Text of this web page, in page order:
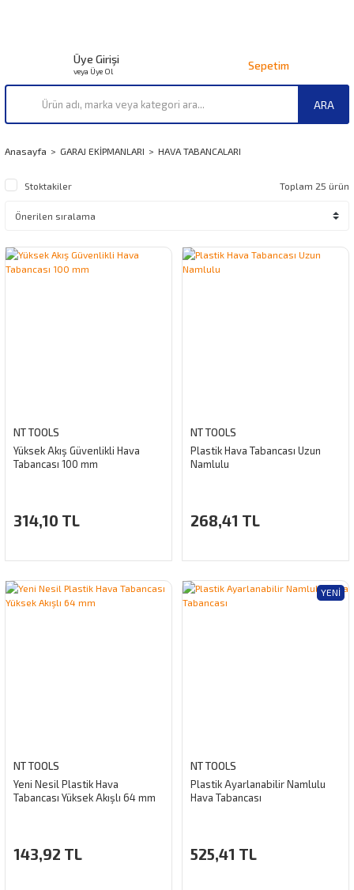
ARA
Üye Girişi
veya Üye Ol Sepetim
Anasayfa GARAJ EKİPMANLARI HAVA TABANCALARI
Stoktakiler Toplam 25 ürün
NT TOOLS
Yüksek Akış Güvenlikli Hava
Tabancası 100 mm
314,10 TL
NT TOOLS
Plastik Hava Tabancası Uzun
Namlulu
268,41 TL
NT TOOLS
Yeni Nesil Plastik Hava
Tabancası Yüksek Akışlı 64 mm
143,92 TL
YENI
NT TOOLS
Plastik Ayarlanabilir Namlulu
Hava Tabancası
525,41 TL